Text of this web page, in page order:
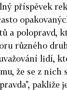
příspěvek
a polopravd,
různého
lidí,
že se z nich
pakliže